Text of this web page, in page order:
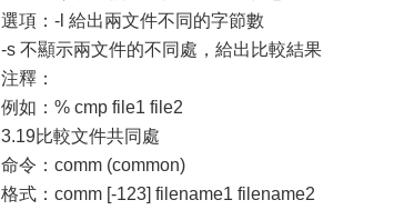
選項：-l 給出兩文件不同的字節數
-s 不顯示兩文件的不同處，給出比較結果
注釋：
例如：% cmp file1 file2
3.19比較文件共同處
命令：comm (common)
格式：comm [-123] filename1 filename2